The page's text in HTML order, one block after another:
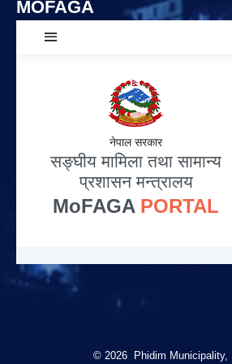
MOFAGA
© 2026 Phidim Municipality,